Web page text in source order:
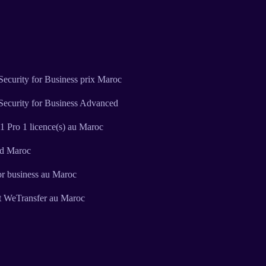
for Business prix Maroc
for Business Advanced
Pro 1 licence(s) au Maroc
Maroc
business au Maroc
au Maroc